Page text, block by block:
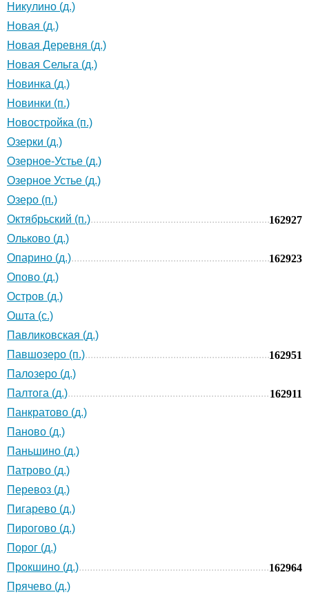
Никулино (д.)
Новая (д.)
Новая Деревня (д.)
Новая Сельга (д.)
Новинка (д.)
Новинки (п.)
Новостройка (п.)
Озерки (д.)
Озерное-Устье (д.)
Озерное Устье (д.)
Озеро (п.)
Октябрьский (п.)
162927
Ольково (д.)
Опарино (д.)
162923
Опово (д.)
Остров (д.)
Ошта (с.)
Павликовская (д.)
Павшозеро (п.)
162951
Палозеро (д.)
Палтога (д.)
162911
Панкратово (д.)
Паново (д.)
Паньшино (д.)
Патрово (д.)
Перевоз (д.)
Пигарево (д.)
Пирогово (д.)
Порог (д.)
Прокшино (д.)
162964
Прячево (д.)